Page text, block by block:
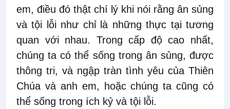
em, điều đó thật chí lý khi nói rằng ân sủng
và tội lỗi như chỉ là những thực tại tương
quan với nhau. Trong cấp độ cao nhất,
chúng ta có thể sống trong ân sủng, được
thông tri, và ngập tràn tình yêu của Thiên
Chúa và anh em, hoặc chúng ta cũng có
thể sống trong ích kỷ và tội lỗi.